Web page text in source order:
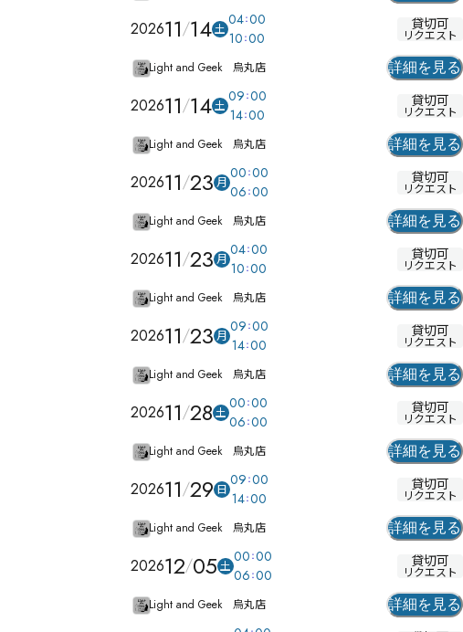
202611 14土
04 00
10 00
貸切可
リクエスト
Light and Geek 烏丸店
詳細を見る
202611 14土
09 00
14 00
貸切可
リクエスト
Light and Geek 烏丸店
詳細を見る
202611 23 月
00 00
06 00
貸切可
リクエスト
Light and Geek 烏丸店
詳細を見る
202611 23 月
04 00
10 00
貸切可
リクエスト
Light and Geek 烏丸店
詳細を見る
202611 23 月
09 00
14 00
貸切可
リクエスト
Light and Geek 烏丸店
詳細を見る
202611 28 土
00 00
06 00
貸切可
リクエスト
Light and Geek 烏丸店
詳細を見る
202611 29 日
09 00
14 00
貸切可
リクエスト
Light and Geek 烏丸店
詳細を見る
202612 05 土
00 00
06 00
貸切可
リクエスト
Light and Geek 烏丸店
詳細を見る